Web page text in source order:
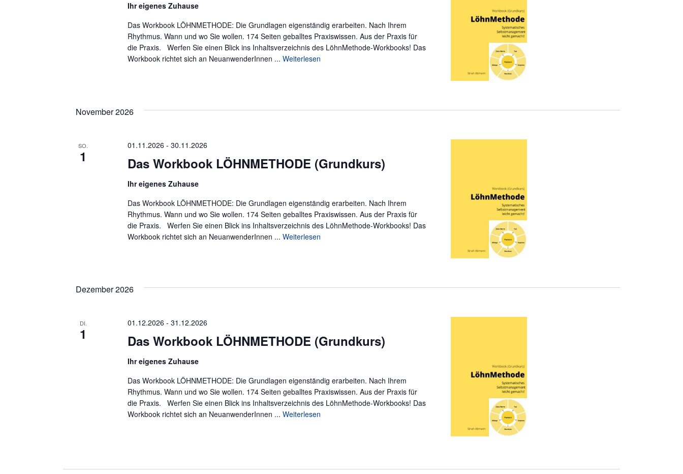
Ihr eigenes Zuhause
Das Workbook LÖHNMETHODE: Die Grundlagen eigenständig erarbeiten. Nach Ihrem
Rhythmus. Wann und wo Sie wollen. 174 Seiten geballtes Praxiswissen. Aus der Praxis für
die Praxis. Werfen Sie einen Blick ins Inhaltsverzeichnis des LöhnMethode-Workbooks! Das
Workbook richtet sich an NeuanwenderInnen ...Weiterlesen
November 2026
SO.
1 Das Workbook LÖHNMETHODE (Grundkurs)
01.11.2026 -30.11.2026
Ihr eigenes Zuhause
Das Workbook LÖHNMETHODE: Die Grundlagen eigenständig erarbeiten. Nach Ihrem
Rhythmus. Wann und wo Sie wollen. 174 Seiten geballtes Praxiswissen. Aus der Praxis für
die Praxis. Werfen Sie einen Blick ins Inhaltsverzeichnis des LöhnMethode-Workbooks! Das
Workbook richtet sich an NeuanwenderInnen ...Weiterlesen
Dezember 2026
DI.
1 Das Workbook LÖHNMETHODE (Grundkurs)
01.12.2026 -31.12.2026
Ihr eigenes Zuhause
Das Workbook LÖHNMETHODE: Die Grundlagen eigenständig erarbeiten. Nach Ihrem
Rhythmus. Wann und wo Sie wollen. 174 Seiten geballtes Praxiswissen. Aus der Praxis für
die Praxis. Werfen Sie einen Blick ins Inhaltsverzeichnis des LöhnMethode-Workbooks! Das
Workbook richtet sich an NeuanwenderInnen ...Weiterlesen